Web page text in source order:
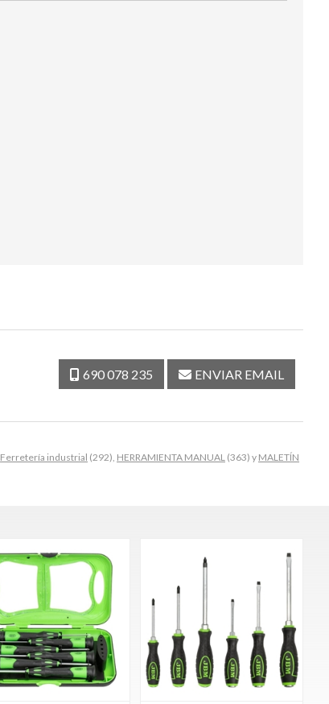
Ferretería industrial (292), HERRAMIENTA MANUAL (363) y MALETÍN
690 078 235 ENVIAR EMAIL